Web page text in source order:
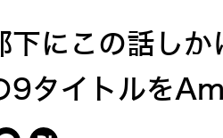
下にこの話し
9タイトルを